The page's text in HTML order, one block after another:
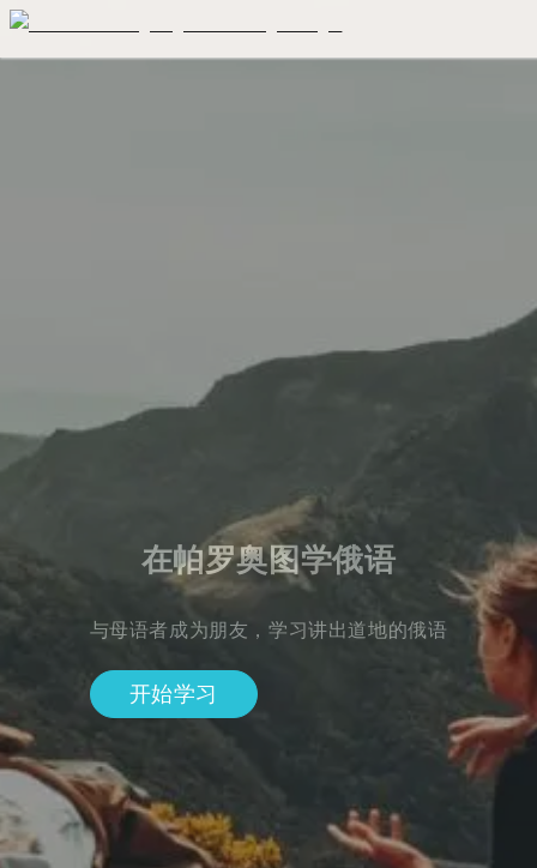
在帕罗奥图学俄语
与母语者成为朋友，学习讲出道地的俄语
开始学习